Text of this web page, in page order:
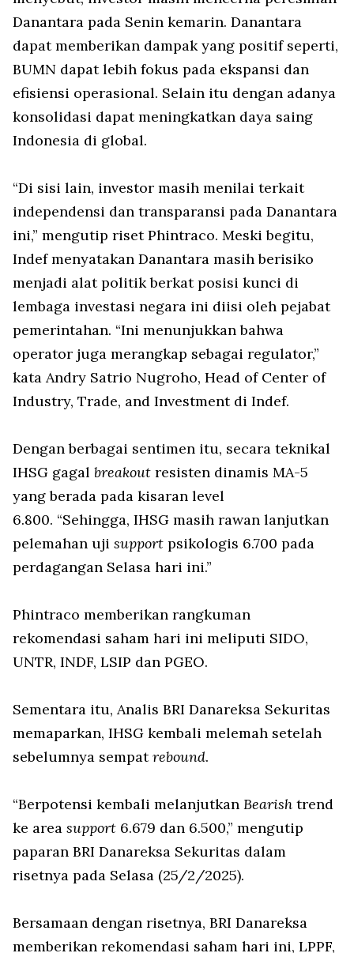
Danantara pada Senin kemarin. Danantara
dapat memberikan dampak yang positif seperti,
BUMN dapat lebih fokus pada ekspansi dan
efisiensi operasional. Selain itu dengan adanya
konsolidasi dapat meningkatkan daya saing
Indonesia di global.
“Di sisi lain, investor masih menilai terkait
independensi dan transparansi pada Danantara
ini,” mengutip riset Phintraco. Meski begitu,
Indef menyatakan Danantara masih berisiko
menjadi alat politik berkat posisi kunci di
lembaga investasi negara ini diisi oleh pejabat
pemerintahan. “Ini menunjukkan bahwa
operator juga merangkap sebagai regulator,”
kata Andry Satrio Nugroho, Head of Center of
Industry, Trade, and Investment di Indef.
Dengan berbagai sentimen itu, secara teknikal
IHSG gagal breakout resisten dinamis MA-5
yang berada pada kisaran level
6.800. “Sehingga, IHSG masih rawan lanjutkan
pelemahan uji support psikologis 6.700 pada
perdagangan Selasa hari ini.”
Phintraco memberikan rangkuman
rekomendasi saham hari ini meliputi SIDO,
UNTR, INDF, LSIP dan PGEO.
Sementara itu, Analis BRI Danareksa Sekuritas
memaparkan, IHSG kembali melemah setelah
sebelumnya sempatrebound.
“Berpotensi kembali melanjutkan Bearish trend
ke area support 6.679 dan 6.500,” mengutip
paparan BRI Danareksa Sekuritas dalam
risetnya pada Selasa (25/2/2025).
Bersamaan dengan risetnya, BRI Danareksa
memberikan rekomendasi saham hari ini, LPPF,